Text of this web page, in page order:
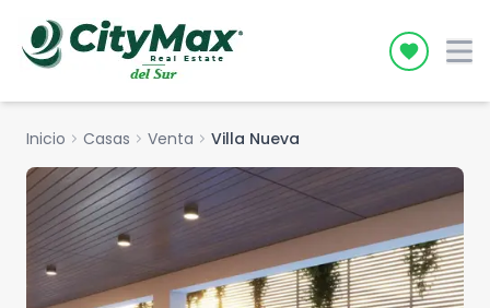
Icon
Inicio chevron_right Casas chevron_right Venta chevron_right Villa Nueva